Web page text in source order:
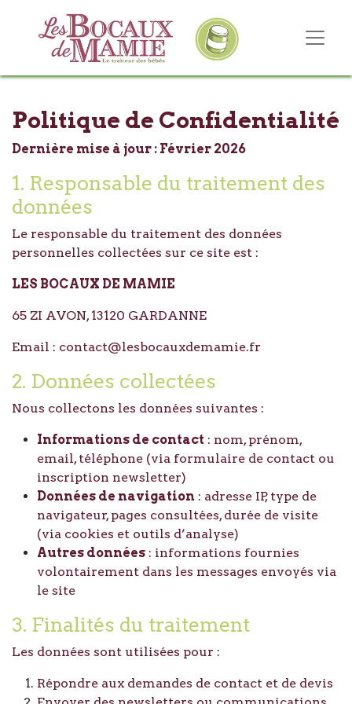
Politique de Confidentialité
Dernière mise à jour : Février 2026
1. Responsable du traitement des
données
Le responsable du traitement des données
personnelles collectées sur ce site est :
LES BOCAUX DE MAMIE
65 ZI AVON, 13120 GARDANNE
Email : contact@lesbocauxdemamie.fr
2. Données collectées
Nous collectons les données suivantes :
Informations de contact : nom, prénom,
email, téléphone (via formulaire de contact ou
inscription newsletter)
Données de navigation : adresse IP, type de
navigateur, pages consultées, durée de visite
(via cookies et outils d’analyse)
Autres données : informations fournies
volontairement dans les messages envoyés via
le site
3. Finalités du traitement
Les données sont utilisées pour :
Répondre aux demandes de contact et de devis